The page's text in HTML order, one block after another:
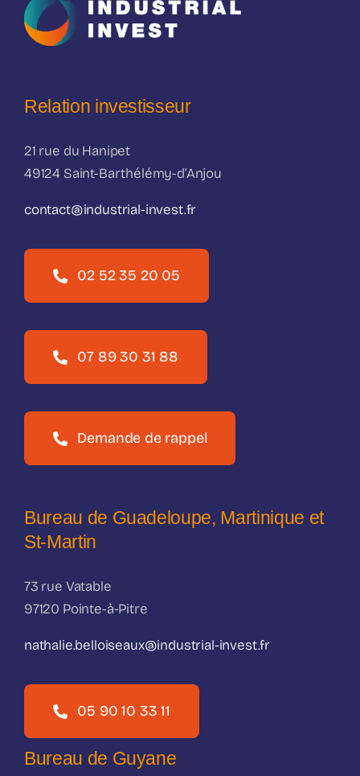
Relation investisseur
21 rue du Hanipet
49124 Saint-Barthélémy-d’Anjou
contact@industrial-invest.fr
02 52 35 20 05
07 89 30 31 88
Demande de rappel
Bureau de Guadeloupe, Martinique et
St-Martin
73 rue Vatable
97120 Pointe-à-Pitre
nathalie.belloiseaux@industrial-invest.fr
05 90 10 33 11
Bureau de Guyane